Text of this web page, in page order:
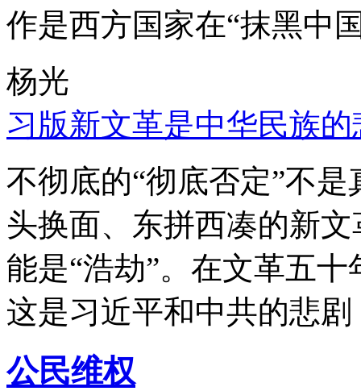
作是西方国家在“抹黑中
杨光
习版新文革是中华民族的
不彻底的“彻底否定”不
头换面、东拼西凑的新
能是“浩劫”。在文革五
这是习近平和中共的悲
公民维权